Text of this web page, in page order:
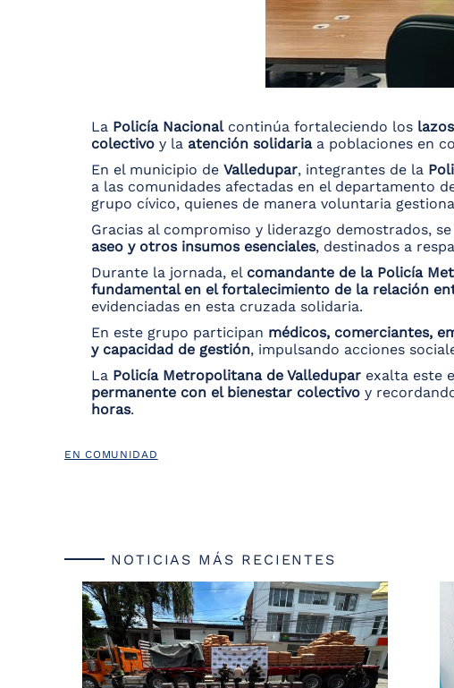
La Policía Nacionalcontinúa fortaleciendo los
colectivo y la atención solidariaa poblaciones en
En el municipio de Valledupar, integrantes de la
a las comunidades afectadas en el departamento
grupo cívico, quienes de manera voluntaria
Gracias al compromiso y liderazgo demostrados,
aseo y otros insumos esenciales, destinados a
Durante la jornada, el comandante de la Policía
fundamental en el fortalecimiento de la relación
evidenciadas en esta cruzada solidaria.
En este grupo participan médicos, comerciantes,
y capacidad de gestión, impulsando acciones
La Policía Metropolitana de Valledupar exalta este
permanente con el bienestar colectivo y
horas.
EN COMUNIDAD
NOTICIAS MÁS RECIENTES